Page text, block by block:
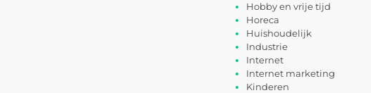
Hobby en vrije tijd
Horeca
Huishoudelijk
Industrie
Internet
Internet marketing
Kinderen